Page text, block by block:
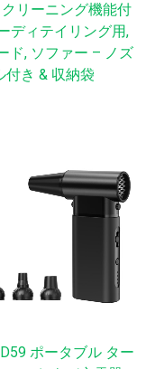
リーニング機能付
ディテイリング用,
ド, ソファー – ノズ
付き & 収納袋
ポータブル ター